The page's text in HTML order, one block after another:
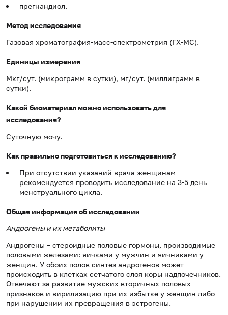
прегнандиол.
Метод исследования
Газовая хроматография-масс-спектрометрия (ГХ-МС).
Единицы измерения
Мкг/сут. (микрограмм в сутки), мг/сут. (миллиграмм в
сутки).
Какой биоматериал можно использовать для
исследования?
Суточную мочу.
Как правильно подготовиться к исследованию?
При отсутствии указаний врача женщинам
рекомендуется проводить исследование на 3-5 день
менструального цикла.
Общая информация об исследовании
Андрогены и их метаболиты
Андрогены – стероидные половые гормоны, производимые
половыми железами: яичками у мужчин и яичниками у
женщин. У обоих полов синтез андрогенов может
происходить в клетках сетчатого слоя коры надпочечников.
Отвечают за развитие мужских вторичных половых
признаков и вирилизацию при их избытке у женщин либо
при нарушении их превращения в эстрогены.